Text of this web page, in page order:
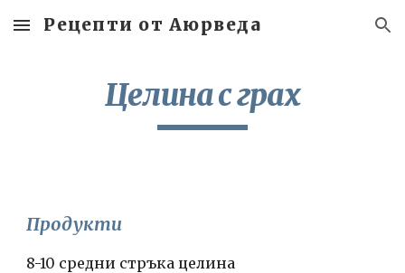
Skip to main content Skip to navigation
Рецепти от Аюрведа
Целина с грах
Продукти
8-10 средни стръка целина